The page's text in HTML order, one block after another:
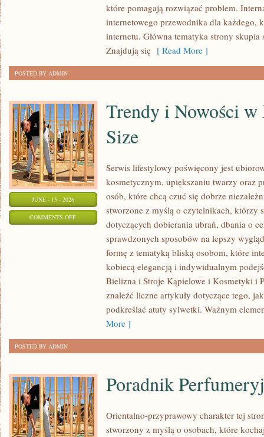
które pomagają rozwiązać problem.
internetowego przewodnika dla każdego,
internetu. Główna tematyka strony
Znajdują się [ Read More ]
POSTED BY ADMIN
JUNE - 15 - 2026
COMMENTS OFFON
Trendy i Nowości w
Size
Serwis lifestylowy poświęcony jest
kosmetycznym, upiększaniu twarzy oraz
osób, które chcą czuć się dobrze
stworzone z myślą o czytelnikach, którzy
dotyczących dobierania ubrań, dbania o
sprawdzonych sposobów na lepszy
formę z tematyką bliską osobom, które
kobiecą elegancją i indywidualnym
Bielizna i Stroje Kąpielowe i Kosmetyki i
znaleźć liczne artykuły dotyczące tego,
podkreślać atuty sylwetki. Ważnym
More ]
POSTED BY ADMIN
Poradnik
Orientalno-przyprawowy charakter tej
stworzony z myślą o osobach, które